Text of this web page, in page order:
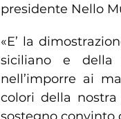
presidente Nello
«E’ la
siciliano e
nell’imporre ai
colori della